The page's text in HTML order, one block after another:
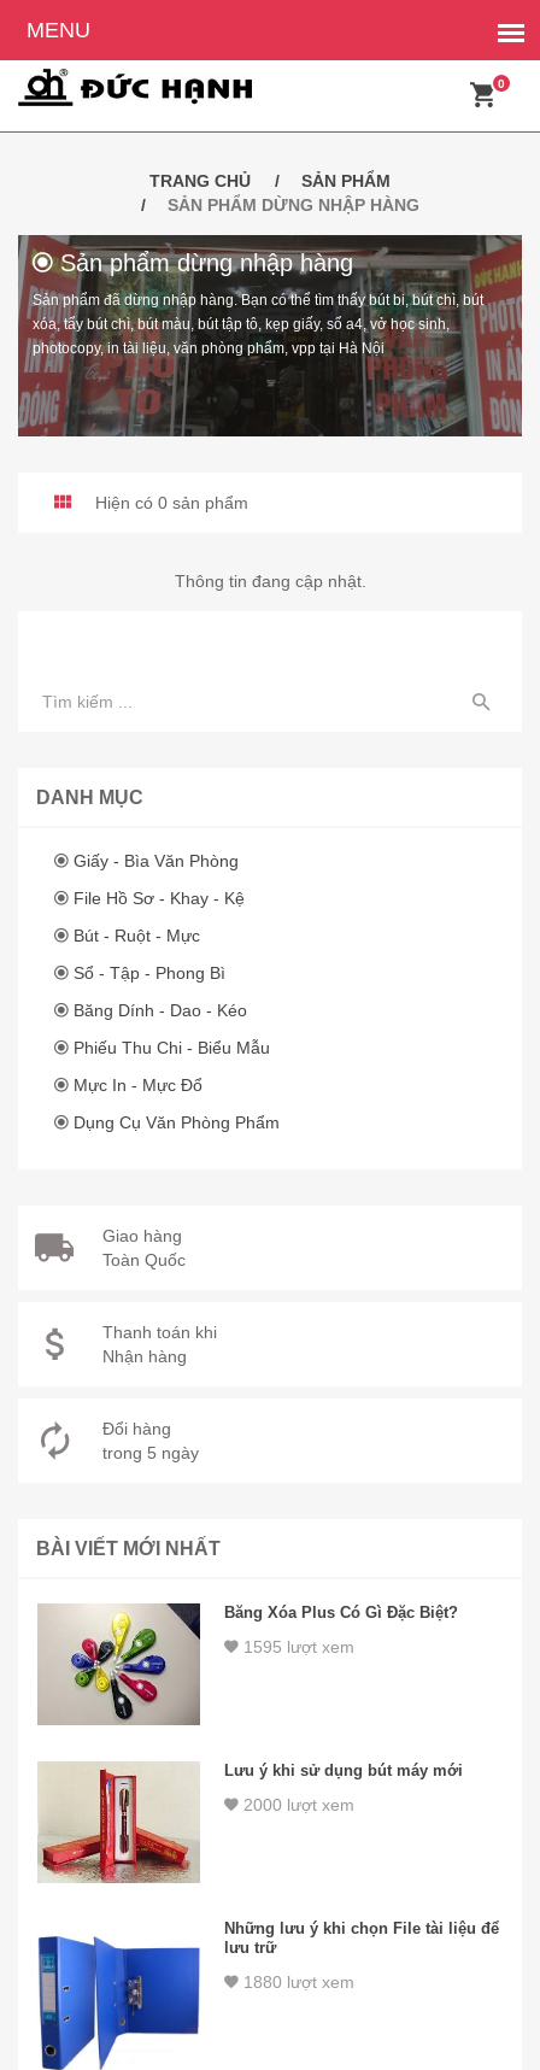
0
TRANG CHỦ
SẢN PHẨM
SẢN PHẨM DỪNG NHẬP HÀNG
Sản phẩm dừng nhập hàng
Sản phẩm đã dừng nhập hàng. Bạn có thể tìm thấy bút bi, bút chì, bút
xóa, tẩy bút chì, bút màu, bút tập tô, kẹp giấy, sổ a4, vở học sinh,
photocopy, in tài liệu, văn phòng phẩm, vpp tại Hà Nội
Hiện có 0 sản phẩm
Thông tin đang cập nhật.
DANH MỤC
Giấy - Bìa Văn Phòng
File Hồ Sơ - Khay - Kệ
Bút - Ruột - Mực
Sổ - Tập - Phong Bì
Băng Dính - Dao - Kéo
Phiếu Thu Chi - Biểu Mẫu
Mực In - Mực Đổ
Dụng Cụ Văn Phòng Phẩm
Giao hàng
Toàn Quốc
Thanh toán khi
Nhận hàng
Đổi hàng
trong 5 ngày
BÀI VIẾT MỚI NHẤT
Băng Xóa Plus Có Gì Đặc Biệt?
1595 lượt xem
Lưu ý khi sử dụng bút máy mới
2000 lượt xem
Những lưu ý khi chọn File tài liệu để
lưu trữ
1880 lượt xem